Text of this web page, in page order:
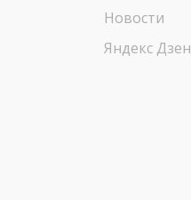
Новости
Яндекс Дзен